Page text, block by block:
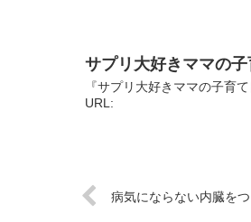
サプリ大好きママの
『サプリ大好きママの子育
URL:
病気にならない内臓を